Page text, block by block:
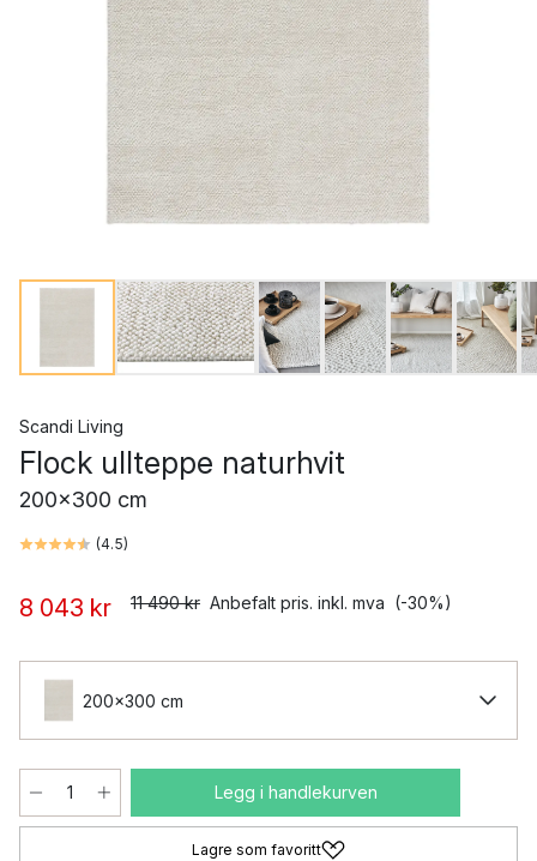
Scandi Living
Flock ullteppe naturhvit
200x300 cm
(4.5)
8 043 kr 11 490 kr Anbefalt pris. inkl. mva (-30%)
200x300 cm
Legg i handlekurven
Lagre som favoritt